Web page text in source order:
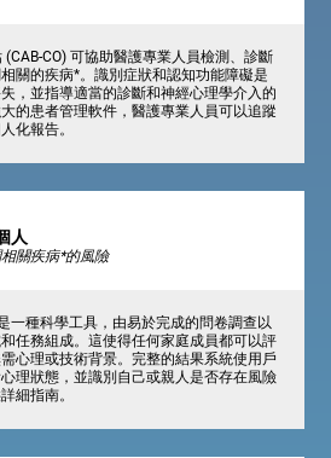
CO) 可協助醫護專業人員檢測、診斷
關的疾病*。識別症狀和認知功能障礙是
，並指導適當的診斷和神經心理學介入的
的患者管理軟件，醫護專業人員可以追蹤
化報告。
人
關疾病*的風險
一種科學工具，由易於完成的問卷調查以
任務組成。這使得任何家庭成員都可以評
心理或技術背景。完整的結果系統使用戶
理狀態，並識別自己或親人是否存在風險
細指南。